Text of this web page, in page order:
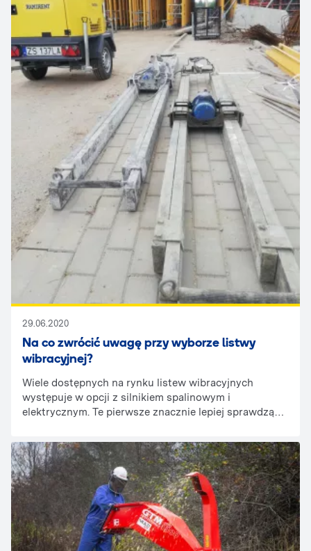
29.06.2020
Na co zwrócić uwagę przy wyborze listwy
wibracyjnej?
Wiele dostępnych na rynku listew wibracyjnych
występuje w opcji z silnikiem spalinowym i
elektrycznym. Te pierwsze znacznie lepiej sprawdzą
wykonać posadzkę czy łatę betonową w miejscu
pozbawionym dostępu do źródła energii elektrycznej,
a nie dysponujemy odpowiednim agregatem
prądotwórczym lub nie możemy go z jakichś
powodów użyć. Listwy z zasilaniem elektrycznym są
użyteczniejsze we wnętrzach, gdzie w większości
przypadków wykluczone jest użycie silników
spalinowych. Jednak najważniejszymi parametrami